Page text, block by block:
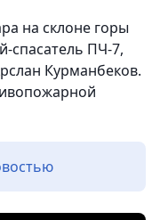
на склоне горы
спасатель ПЧ-7,
Курманбеков.